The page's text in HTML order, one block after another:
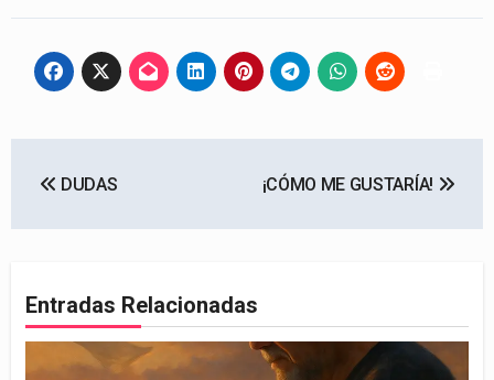
de
DUDAS ¡CÓMO ME GUSTARÍA!
Entradas Relacionadas